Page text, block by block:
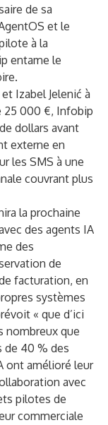
de sa
et le
à la
entame le
Izabel Jelenić à
25 000 €, Infobip
dollars avant
externe en
les SMS à une
couvrant plus
la prochaine
des agents IA
des
de
facturation, en
systèmes
« que d’ici
nombreux que
de 40 % des
ont amélioré leur
avec
pilotes de
commerciale